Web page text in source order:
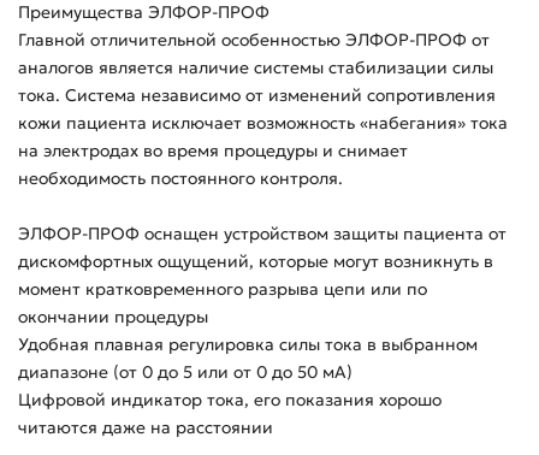
Преимущества ЭЛФОР-ПРОФ
Главной отличительной особенностью ЭЛФОР-ПРОФ от
аналогов является наличие системы стабилизации силы
тока. Система независимо от изменений сопротивления
кожи пациента исключает возможность «набегания» тока
на электродах во время процедуры и снимает
необходимость постоянного контроля.
ЭЛФОР-ПРОФ оснащен устройством защиты пациента от
дискомфортных ощущений, которые могут возникнуть в
момент кратковременного разрыва цепи или по
окончании процедуры
Удобная плавная регулировка силы тока в выбранном
диапазоне (от 0 до 5 или от 0 до 50 мА)
Цифровой индикатор тока, его показания хорошо
читаются даже на расстоянии